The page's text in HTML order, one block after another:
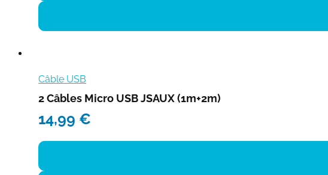
Câble USB
2 Câbles Micro USB JSAUX (1m+2m)
14,99 €